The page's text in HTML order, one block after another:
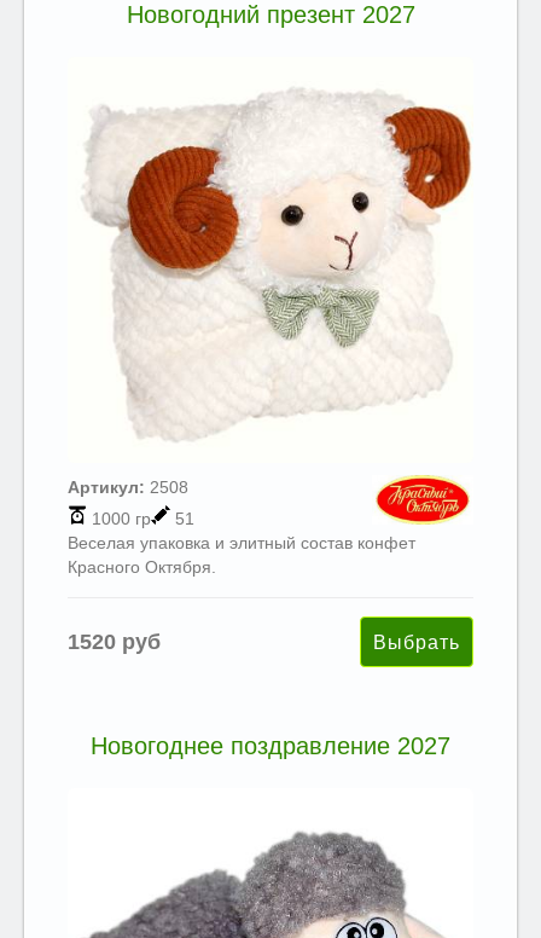
Новогодний презент 2027
Артикул: 2508
1000 гр
51
Веселая упаковка и элитный состав конфет
Красного Октября.
1520 руб
Новогоднее поздравление 2027